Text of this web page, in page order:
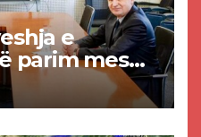
e
parim mes